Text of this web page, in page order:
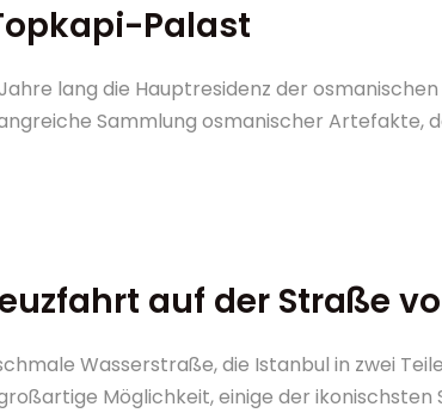
Palast
lang die Hauptresidenz der osmanischen
Sammlung osmanischer Artefakte,
auf der Straße
Wasserstraße, die Istanbul in zwei
Möglichkeit, einige der ikonischsten